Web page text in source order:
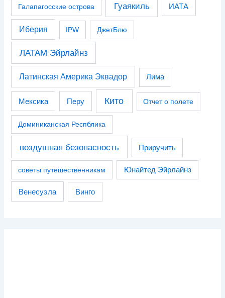
Галапагосские острова Гуаякиль ИАТА
Иберия IPW ДжетБлю
ЛАТАМ Эйрлайнз
Латинская Америка Эквадор Лима
Мексика Перу Кито Отчет о полете
Доминиканская Респблика
воздушная безопасность Приручить
советы путешественникам Юнайтед Эйрлайнз
Венесуэла Винго